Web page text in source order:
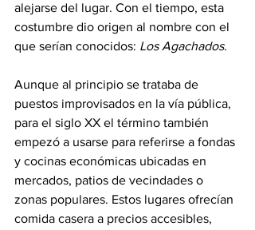
alejarse del lugar. Con el tiempo, esta
costumbre dio origen al nombre con el
que serían conocidos: Los Agachados.
Aunque al principio se trataba de
puestos improvisados en la vía pública,
para el siglo XX el término también
empezó a usarse para referirse a fondas
y cocinas económicas ubicadas en
mercados, patios de vecindades o
zonas populares. Estos lugares ofrecían
comida casera a precios accesibles,